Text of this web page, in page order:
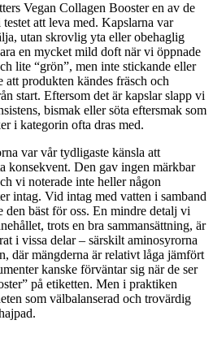
Vegan Collagen Booster en av de
att leva med. Kapslarna var
utan skrovlig yta eller obehaglig
en mycket mild doft när vi öppnade
lite “grön”, men inte stickande eller
produkten kändes fräsch och
start. Eftersom det är kapslar slapp vi
bismak eller söta eftersmak som
i kategorin ofta dras med.
var vår tydligaste känsla att
konsekvent. Den gav ingen märkbar
vi noterade inte heller någon
intag. Vid intag med vatten i samband
den bäst för oss. En mindre detalj vi
trots en bra sammansättning, är
i vissa delar – särskilt aminosyrorna
där mängderna är relativt låga jämfört
kanske förväntar sig när de ser
på etiketten. Men i praktiken
som välbalanserad och trovärdig